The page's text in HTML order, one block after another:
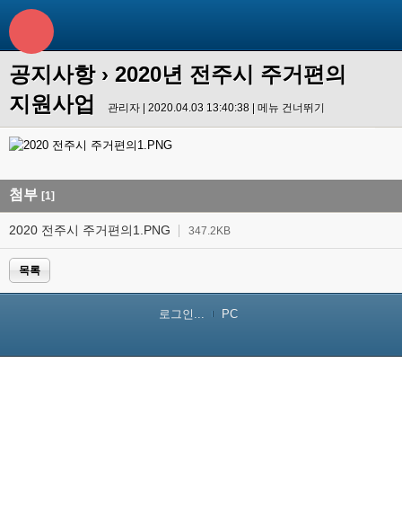
공지사항› 2020년 전주시 주거편의
지원사업
관리자 | 2020.04.03 13:40:38 | 메뉴 건너뛰기
첨부 [1]
2020 전주시 주거편의1.PNG 347.2KB
목록
로그인... PC